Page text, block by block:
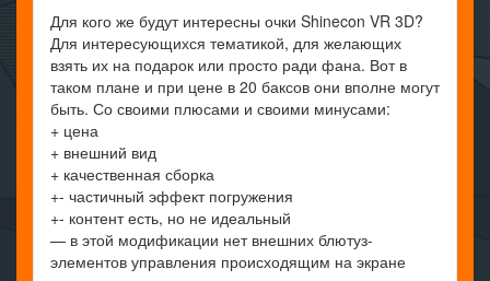
Для кого же будут интересны очки Shinecon VR 3D?
Для интересующихся тематикой, для желающих
взять их на подарок или просто ради фана. Вот в
таком плане и при цене в 20 баксов они вполне могут
быть. Со своими плюсами и своими минусами:
+ цена
+ внешний вид
+ качественная сборка
+- частичный эффект погружения
+- контент есть, но не идеальный
— в этой модификации нет внешних блютуз-
элементов управления происходящим на экране